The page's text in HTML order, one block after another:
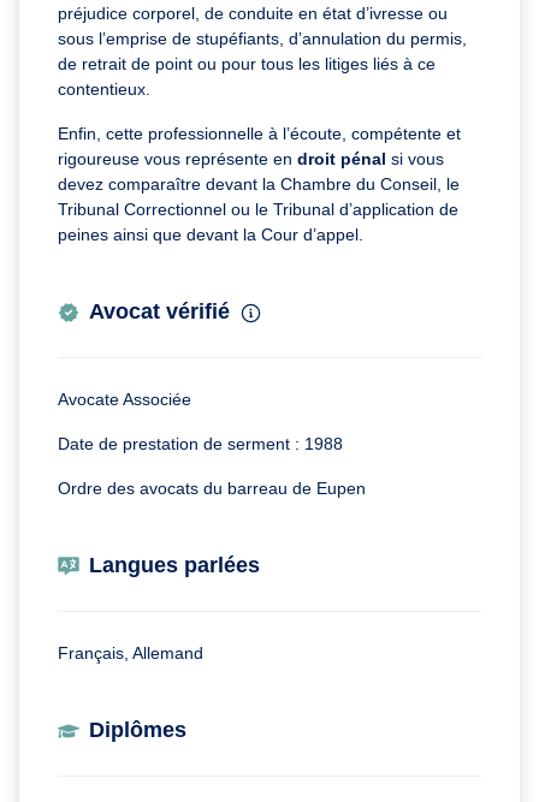
préjudice corporel, de conduite en état d’ivresse ou
sous l’emprise de stupéfiants, d’annulation du permis,
de retrait de point ou pour tous les litiges liés à ce
contentieux.
Enfin, cette professionnelle à l’écoute, compétente et
rigoureuse vous représente en droit pénal si vous
devez comparaître devant la Chambre du Conseil, le
Tribunal Correctionnel ou le Tribunal d’application de
peines ainsi que devant la Cour d’appel.
Avocat vérifié
Avocate Associée
Date de prestation de serment : 1988
Ordre des avocats du barreau de Eupen
Langues parlées
Français, Allemand
Diplômes